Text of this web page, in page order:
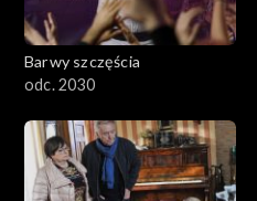
Barwy szczęścia
odc. 2030